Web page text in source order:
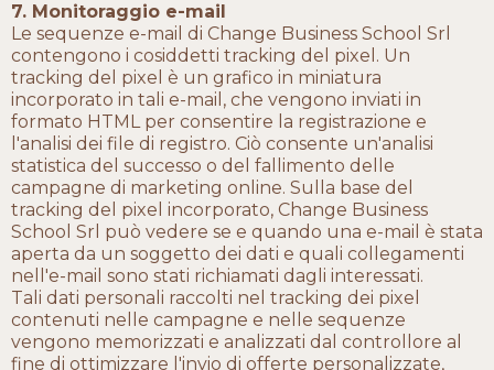
7. Monitoraggio e-mail
Le sequenze e-mail di Change Business School Srl
contengono i cosiddetti tracking del pixel. Un
tracking del pixel è un grafico in miniatura
incorporato in tali e-mail, che vengono inviati in
formato HTML per consentire la registrazione e
l'analisi dei file di registro. Ciò consente un'analisi
statistica del successo o del fallimento delle
campagne di marketing online. Sulla base del
tracking del pixel incorporato, Change Business
School Srl può vedere se e quando una e-mail è stata
aperta da un soggetto dei dati e quali collegamenti
nell'e-mail sono stati richiamati dagli interessati.
Tali dati personali raccolti nel tracking dei pixel
contenuti nelle campagne e nelle sequenze
vengono memorizzati e analizzati dal controllore al
fine di ottimizzare l'invio di offerte personalizzate,